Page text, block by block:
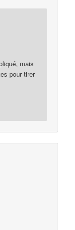
mais
pour tirer